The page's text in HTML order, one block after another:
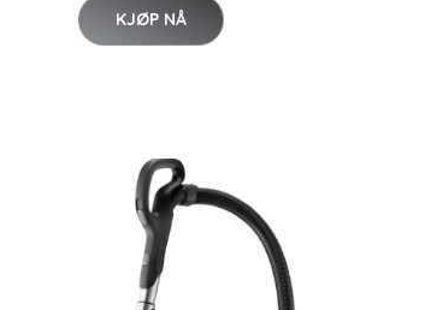
KJØP NÅ